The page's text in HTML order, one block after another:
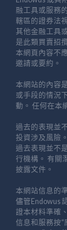
融工具或服務
轄區的證券法
其他金融工具
是此類買賣招
本網頁內容不
邀請或要約。
本網站的內容
或手段的情況
動。 任何在本
過去的表現並
投資涉及風險
過去表現並不
行機構。 有關
披露文件。
本網站信息的
儘管Endowus
證本材料準確
信息和服務按“